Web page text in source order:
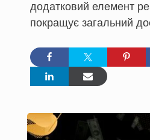
додатковий елемент
покращує загальний